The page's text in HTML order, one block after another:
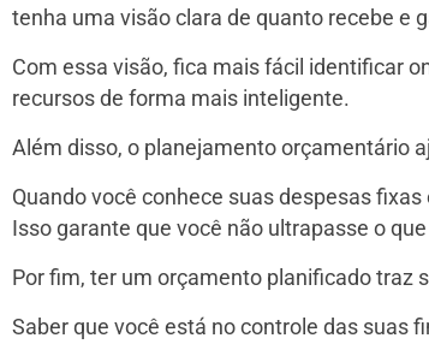
tenha uma visão clara de quanto recebe e
Com essa visão, fica mais fácil identificar
recursos de forma mais inteligente.
Além disso, o planejamento orçamentário
Quando você conhece suas despesas
Isso garante que você não ultrapasse o
Por fim, ter um orçamento planificado traz
Saber que você está no controle das suas